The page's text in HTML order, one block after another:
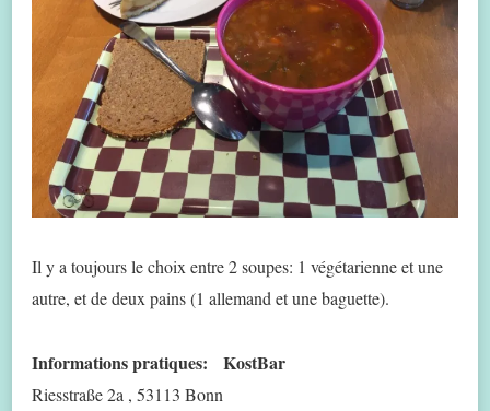
Il y a toujours le choix entre 2 soupes: 1 végétarienne et une
autre, et de deux pains (1 allemand et une baguette).
Informations pratiques: KostBar
Riesstraße 2a , 53113 Bonn